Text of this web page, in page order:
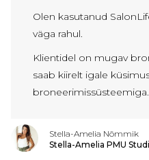
Olen kasutanud
väga rahul.
Klientidel on mugav
saab kiirelt igale
Stella-Amelia Nõmmik
Stella-Amelia PMU